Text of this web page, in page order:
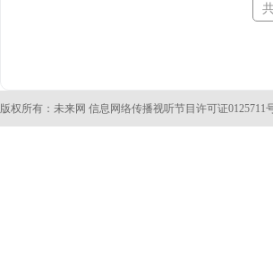
版权所有：未来网 信息网络传播视听节目许可证0125711